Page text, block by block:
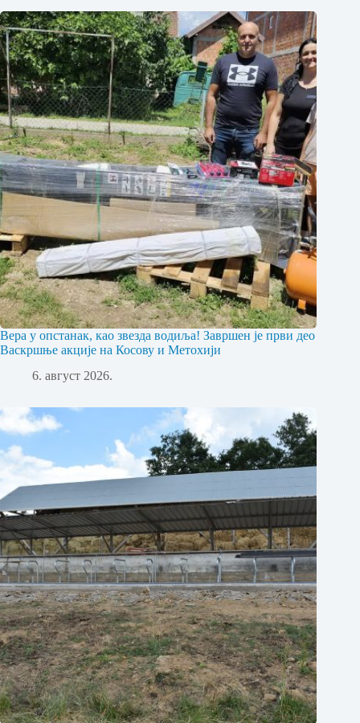
Вера у опстанак, као звезда водиља! Завршен је први део
Васкршње акције на Косову и Метохији
6. август 2026.